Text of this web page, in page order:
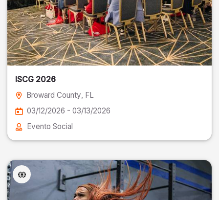
ISCG 2026
Broward County, FL
03/12/2026 - 03/13/2026
Evento Social